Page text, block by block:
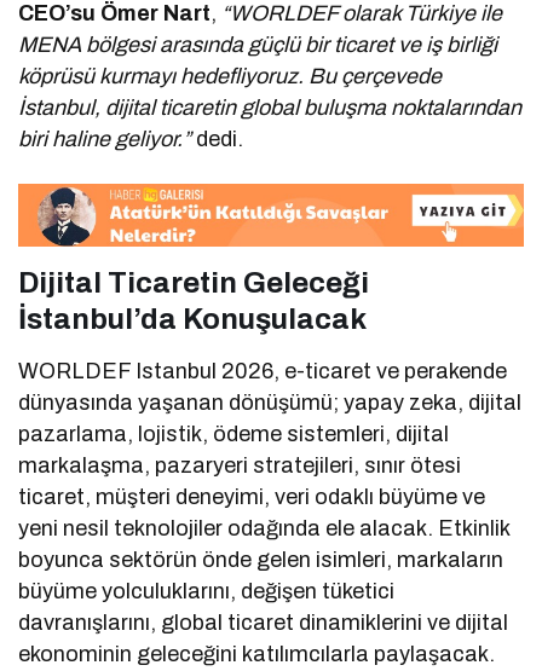
CEO’su Ömer Nart, “WORLDEF olarak Türkiye ile
MENA bölgesi arasında güçlü bir ticaret ve iş birliği
köprüsü kurmayı hedefliyoruz. Bu çerçevede
İstanbul, dijital ticaretin global buluşma noktalarından
biri haline geliyor.”dedi.
Dijital Ticaretin Geleceği
İstanbul’da Konuşulacak
WORLDEF Istanbul 2026, e-ticaret ve perakende
dünyasında yaşanan dönüşümü; yapay zeka, dijital
pazarlama, lojistik, ödeme sistemleri, dijital
markalaşma, pazaryeri stratejileri, sınır ötesi
ticaret, müşteri deneyimi, veri odaklı büyüme ve
yeni nesil teknolojiler odağında ele alacak. Etkinlik
boyunca sektörün önde gelen isimleri, markaların
büyüme yolculuklarını, değişen tüketici
davranışlarını, global ticaret dinamiklerini ve dijital
ekonominin geleceğini katılımcılarla paylaşacak.